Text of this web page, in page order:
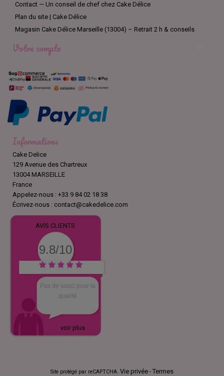
Contact — Un conseil de chef chez Cake Délice
Plan du site | Cake Délice
Magasin Cake Délice Marseille (13004) – Retrait 2 h & conseils
Votre compte
Informations
Cake Delice
129 Avenue des Chartreux
13004 MARSEILLE
France
Appelez-nous : +33 9 84 02 18 38
Écrivez-nous : contact@cakedelice.com
AVIS CLIENTS
9.8/10
Envoi rapide
voir plus
Site protégé par reCAPTCHA. Vie privée - Termes